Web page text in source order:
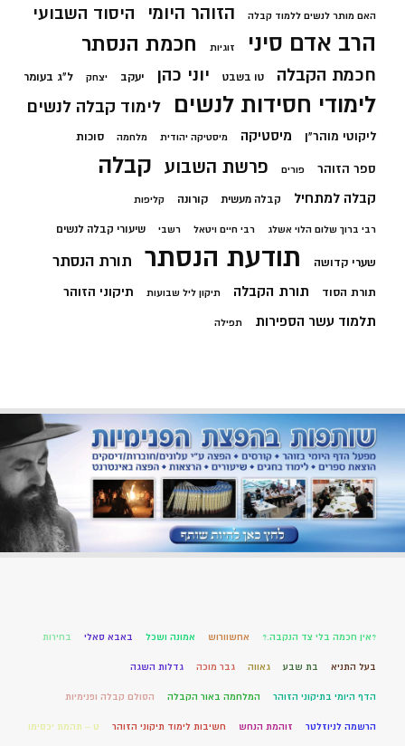
האם מותר לנשים ללמוד קבלה הזוהר היומי היסוד השבועי
הרב אדם סיני זוגיות חכמת הנסתר
חכמת הקבלה טו בשבט יוני כהן יעקב יצחק ל"ג בעומר
לימודי חסידות לנשים לימוד קבלה לנשים
ליקוטי מוהר"ן מיסטיקה מיסטיקה יהודית מלחמה סוכות
ספר הזוהר פורים פרשת השבוע קבלה
קבלה למתחיל קבלה מעשית קורונה קליפות
רבי ברוך שלום הלוי אשלג רבי חיים ויטאל רשבי שיעורי קבלה לנשים
שערי קדושה תודעת הנסתר תורת הנסתר
תורת הסוד תורת הקבלה תיקון ליל שבועות תיקוני הזוהר
תלמוד עשר הספירות תפילה
?אין חכמה בלי צד הנקבה.? אחשוורוש אמונה ושכל באבא סאלי בחירות
בעל התניא בת שבע גאווה גבר מוכה גדלות השגה
הדף היומי בתיקוני הזוהר המלחמה באור הקבלה הסולם קבלה ופנימיות
הרשמה לניוזלטר זוהמת הנחש חשיבות לימוד תיקוני הזוהר ט – תהמת יכסימו